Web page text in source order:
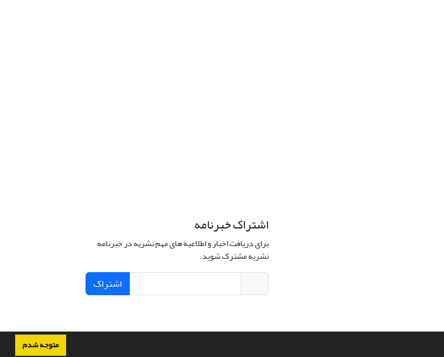
متوجه شدم
اشتراک خبرنامه
برای دریافت اخبار و اطلاعیه های مهم نشریه در خبرنامه
نشریه مشترک شوید.
اشتراک